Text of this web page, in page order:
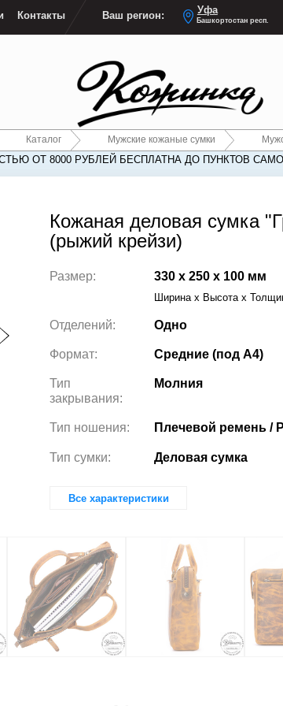
Контакты Ваш регион: Уфа
Башкортостан респ.
Каталог Мужские кожаные сумки
ОТ 8000 РУБЛЕЙ БЕСПЛАТНА ДО ПУНКТОВ
Кожаная деловая сумка
(рыжий крейзи)
Размер: 330 x 250 x 100 мм
Ширина x Высота x
Отделений: Одно
Формат: Средние (под А4)
Тип
закрывания:
Молния
Тип ношения: Плечевой ремень /
Тип сумки: Деловая сумка
Все характеристики